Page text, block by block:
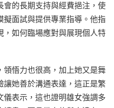
會的長期支持與經費挹注，使
面試與提供專業指導。他指
，如何臨場應對與展現個人特
領悟力也很高，加上她又是舞
她善於溝通表達，這正是繁
表示，這也證明雄女強調多